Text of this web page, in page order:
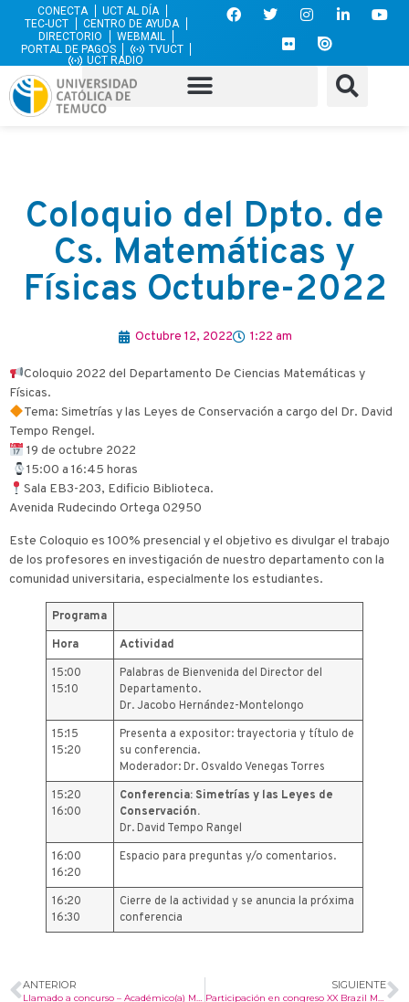
CONECTA
UCT AL DÍA
TEC-UCT
CENTRO DE AYUDA
DIRECTORIO
WEBMAIL
PORTAL DE PAGOS
TVUCT
UCT RADIO
Coloquio del Dpto. de
Cs. Matemáticas y
Físicas Octubre-2022
Octubre 12, 2022 1:22 am
​Coloquio 2022 del Departamento De Ciencias Matemáticas y
Físicas.
Tema: Simetrías y las Leyes de Conservación a cargo del Dr. David
Tempo Rengel.
19 de octubre 2022
​15:00 a 16:45 horas
Sala EB3-203, Edificio Biblioteca.
Avenida Rudecindo Ortega 02950
Este Coloquio es 100% presencial y el objetivo es divulgar el trabajo
de los profesores en investigación de nuestro departamento con la
comunidad universitaria, especialmente los estudiantes.
Programa
Hora
Actividad
15:00
15:10
Palabras de Bienvenida del Director del
Departamento.
Dr. Jacobo Hernández-Montelongo
15:15
15:20
Presenta a expositor: trayectoria y título de
su conferencia.
Moderador: Dr. Osvaldo Venegas Torres
15:20
16:00
Conferencia: Simetrías y las Leyes de
Conservación.
Dr. David Tempo Rangel
16:00
16:20
Espacio para preguntas y/o comentarios.
16:20
16:30
Cierre de la actividad y se anuncia la próxima
conferencia
ANTERIOR SIGUIENTE